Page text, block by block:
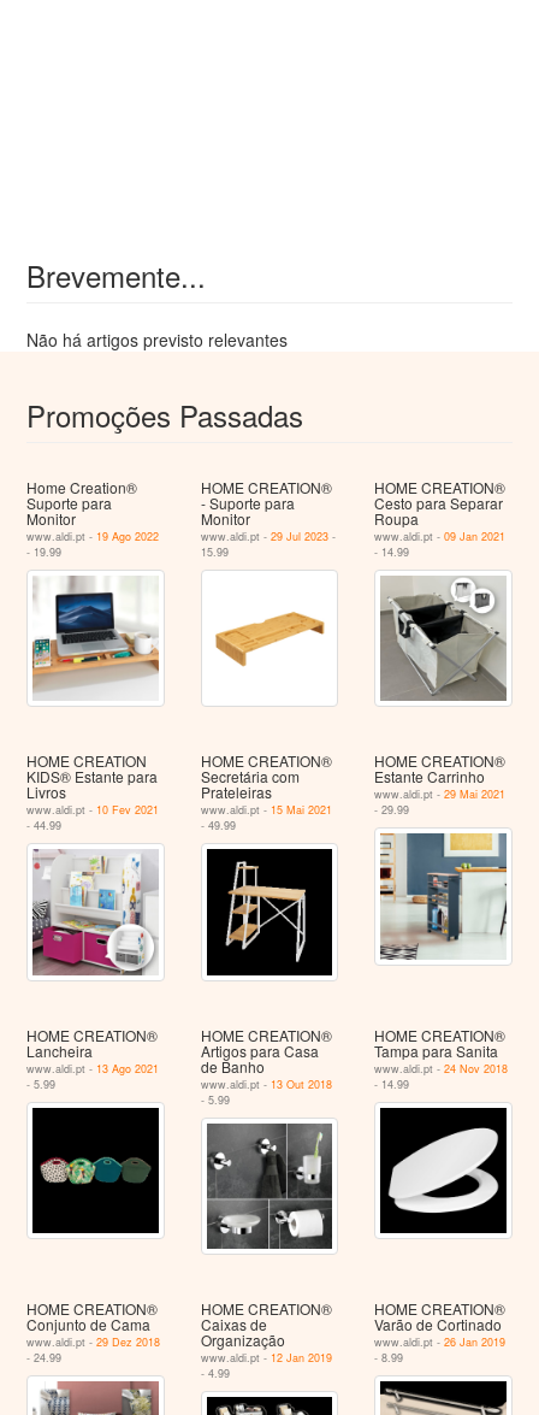
Brevemente...
Não há artigos previsto relevantes
Promoções Passadas
Home Creation®
Suporte para
Monitor
www.aldi.pt - 19 Ago 2022
- 19.99
HOME CREATION®
- Suporte para
Monitor
www.aldi.pt - 29 Jul 2023-
15.99
HOME CREATION®
Cesto para Separar
Roupa
www.aldi.pt -09 Jan 2021
- 14.99
HOME CREATION
KIDS® Estante para
Livros
www.aldi.pt - 10 Fev 2021
- 44.99
HOME CREATION®
Secretária com
Prateleiras
www.aldi.pt - 15 Mai 2021
- 49.99
HOME CREATION®
Estante Carrinho
www.aldi.pt -29 Mai 2021
- 29.99
HOME CREATION®
Lancheira
www.aldi.pt - 13 Ago 2021
- 5.99
HOME CREATION®
Artigos para Casa
de Banho
www.aldi.pt - 13 Out 2018
- 5.99
HOME CREATION®
Tampa para Sanita
www.aldi.pt -24 Nov 2018
- 14.99
HOME CREATION®
Conjunto de Cama
www.aldi.pt -29 Dez 2018
- 24.99
HOME CREATION®
Caixas de
Organização
www.aldi.pt - 12 Jan 2019
- 4.99
HOME CREATION®
Varão de Cortinado
www.aldi.pt -26 Jan 2019
- 8.99